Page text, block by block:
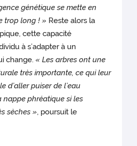
génétique se mette en
trop long ! » Reste alors la
cette capacité
à s’adapter à un
change.« Les arbres ont une
très importante, ce qui leur
d’aller puiser de l’eau
nappe phréatique si les
sèches », poursuit le